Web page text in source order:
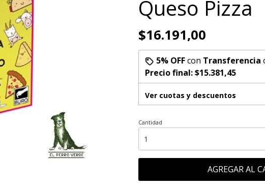
Queso Pizza
$16.191,00
5% OFFcon Transferencia
Precio final:$15.381,45
Ver cuotas y descuentos
Cantidad
AGREGAR AL